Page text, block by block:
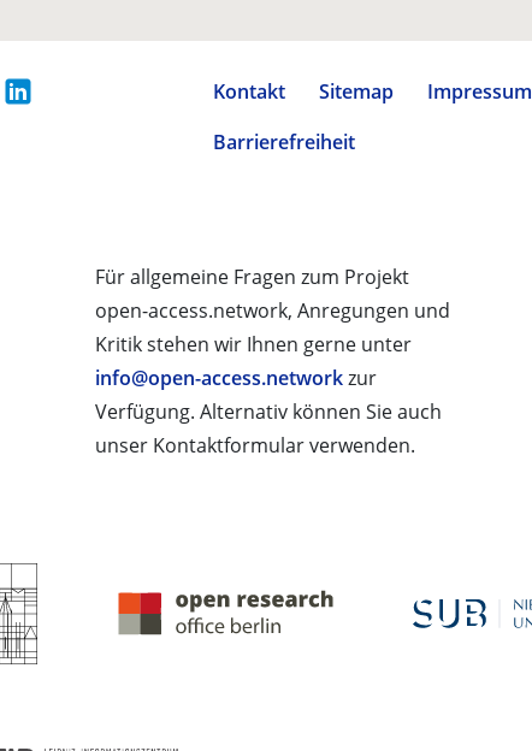
Kontakt Sitemap Impressum
Barrierefreiheit
Für allgemeine Fragen zum Projekt
open-access.network, Anregungen und
Kritik stehen wir Ihnen gerne unter
info@open-access.networkzur
Verfügung. Alternativ können Sie auch
unser Kontaktformular verwenden.